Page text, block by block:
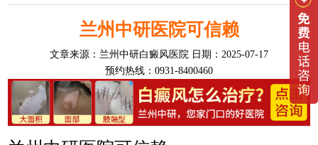
兰州中研医院可信赖
文章来源： 兰州中研白癜风医院 日期：2025-07-17
预约热线：0931-8400460